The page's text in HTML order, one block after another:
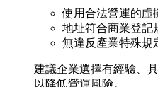
使用合法營運的虛
地址符合商業登記
無違反產業特殊規
建議企業選擇有經驗、
以降低營運風險。